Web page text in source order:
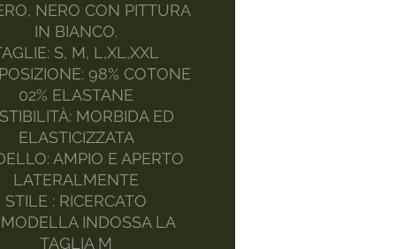
NERO CON PITTURA
IN BIANCO.
S, M, L,XL,XXL
98% COTONE
02% ELASTANE
MORBIDA ED
ELASTICIZZATA
AMPIO E APERTO
LATERALMENTE
STILE : RICERCATO
INDOSSA LA
TAGLIA M